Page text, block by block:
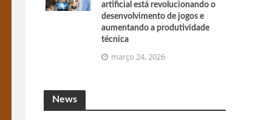
artificial está revolucionando o
desenvolvimento de jogos e
aumentando a produtividade
técnica
março 24, 2026
News